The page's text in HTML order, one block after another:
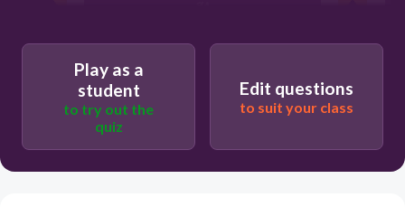
Play as a
student
to try out the
quiz
Edit questions
to suit your class